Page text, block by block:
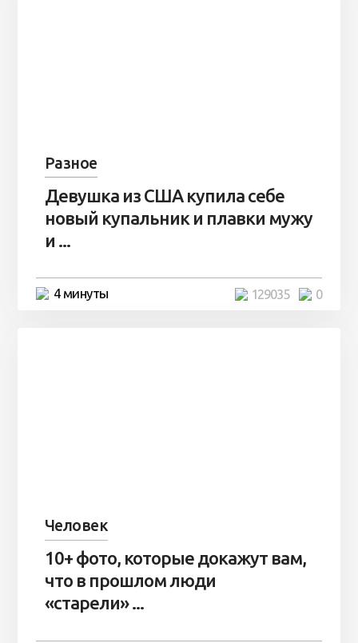
Разное
Девушка из США купила себе
новый купальник и плавки мужу
и ...
4 минуты 0
129035
Человек
10+ фото, которые докажут вам,
что в прошлом люди
«старели» ...